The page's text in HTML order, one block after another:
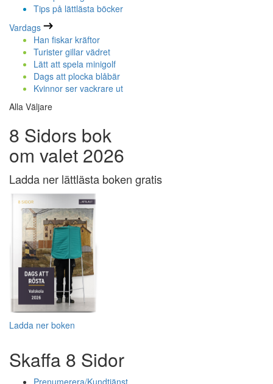
Tips på lättlästa böcker
Vardags
Han fiskar kräftor
Turister gillar vädret
Lätt att spela minigolf
Dags att plocka blåbär
Kvinnor ser vackrare ut
Alla Väljare
8 Sidors bok
om valet 2026
Ladda ner lättlästa boken gratis
Ladda ner boken
Skaffa 8 Sidor